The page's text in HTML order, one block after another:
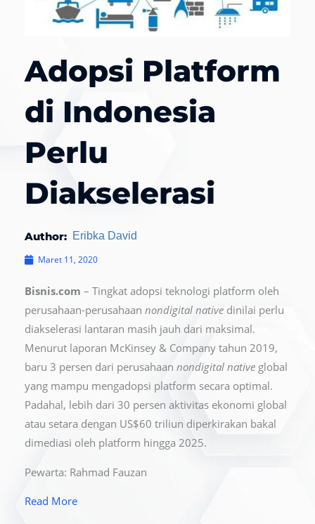
Adopsi Platform
di Indonesia
Perlu
Diakselerasi
Author: Eribka David
Maret 11, 2020
Bisnis.com – Tingkat adopsi teknologi platform oleh
perusahaan-perusahaan nondigital native dinilai perlu
diakselerasi lantaran masih jauh dari maksimal.
Menurut laporan McKinsey & Company tahun 2019,
baru 3 persen dari perusahaan nondigital native global
yang mampu mengadopsi platform secara optimal.
Padahal, lebih dari 30 persen aktivitas ekonomi global
atau setara dengan US$60 triliun diperkirakan bakal
dimediasi oleh platform hingga 2025.
Pewarta: Rahmad Fauzan
Read More